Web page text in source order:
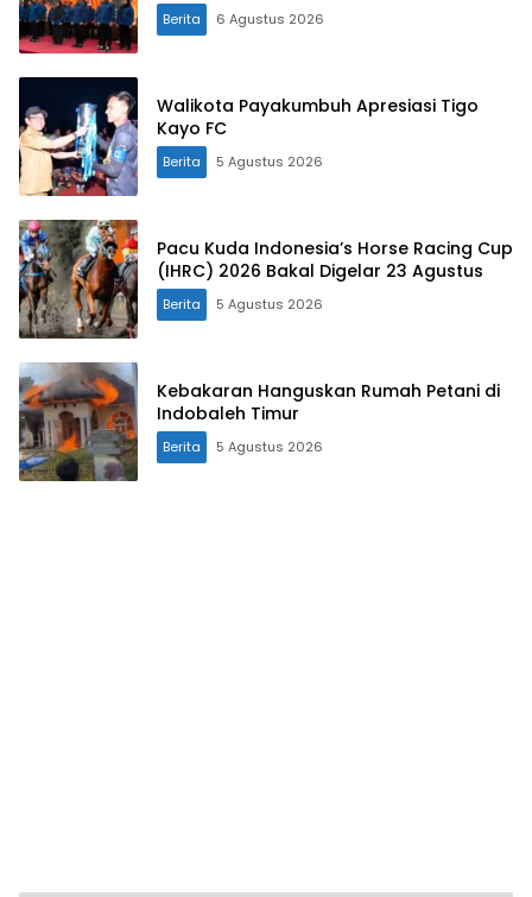
Berita 6 Agustus 2026
Walikota Payakumbuh Apresiasi Tigo
Kayo FC
Berita 5 Agustus 2026
Pacu Kuda Indonesia’s Horse Racing Cup
(IHRC) 2026 Bakal Digelar 23 Agustus
Berita 5 Agustus 2026
Kebakaran Hanguskan Rumah Petani di
Indobaleh Timur
Berita 5 Agustus 2026